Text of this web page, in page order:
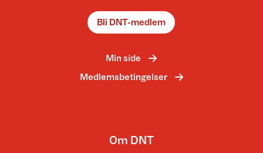
Bli DNT-medlem
Min side
Medlemsbetingelser
Om DNT